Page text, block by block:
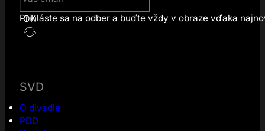
OK
Prihláste sa na odber a buďte vždy v obraze vďaka
SVD
O divadle
PDD